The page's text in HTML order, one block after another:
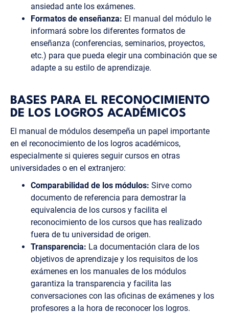
ansiedad ante los exámenes.
Formatos de enseñanza: El manual del módulo le
informará sobre los diferentes formatos de
enseñanza (conferencias, seminarios, proyectos,
etc.) para que pueda elegir una combinación que se
adapte a su estilo de aprendizaje.
BASES PARA EL RECONOCIMIENTO
DE LOS LOGROS ACADÉMICOS
El manual de módulos desempeña un papel importante
en el reconocimiento de los logros académicos,
especialmente si quieres seguir cursos en otras
universidades o en el extranjero:
Comparabilidad de los módulos: Sirve como
documento de referencia para demostrar la
equivalencia de los cursos y facilita el
reconocimiento de los cursos que has realizado
fuera de tu universidad de origen.
Transparencia: La documentación clara de los
objetivos de aprendizaje y los requisitos de los
exámenes en los manuales de los módulos
garantiza la transparencia y facilita las
conversaciones con las oficinas de exámenes y los
profesores a la hora de reconocer los logros.